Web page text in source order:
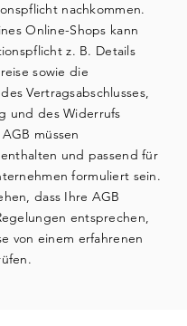
nachkommen.
Online-Shops kann
z. B. Details
sowie die
Vertragsabschlusses,
und des Widerrufs
müssen
und passend für
formuliert sein.
dass Ihre AGB
entsprechen,
von einem erfahrenen